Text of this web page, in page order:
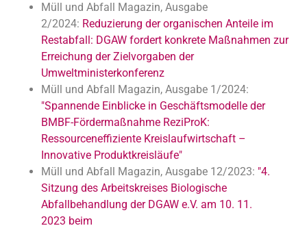
Müll und Abfall Magazin, Ausgabe
2/2024: Reduzierung der organischen Anteile im
Restabfall: DGAW fordert konkrete Maßnahmen zur
Erreichung der Zielvorgaben der
Umweltministerkonferenz
Müll und Abfall Magazin, Ausgabe 1/2024:
"Spannende Einblicke in Geschäftsmodelle der
BMBF-Fördermaßnahme ReziProK:
Ressourceneffiziente Kreislaufwirtschaft –
Innovative Produktkreisläufe"
Müll und Abfall Magazin, Ausgabe 12/2023: "4.
Sitzung des Arbeitskreises Biologische
Abfallbehandlung der DGAW e.V. am 10. 11.
2023 beim